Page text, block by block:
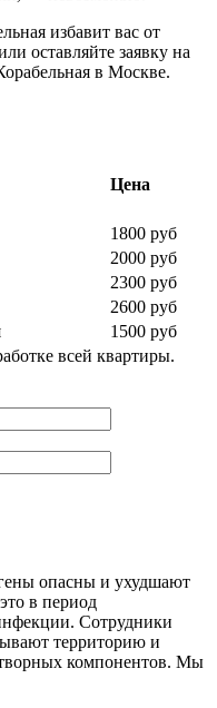
избавит вас от
оставляйте заявку на
в Москве.
Цена
1800 руб
2000 руб
2300 руб
2600 руб
1500 руб
всей квартиры.
опасны и ухудшают
в период
Сотрудники
территорию и
компонентов. Мы